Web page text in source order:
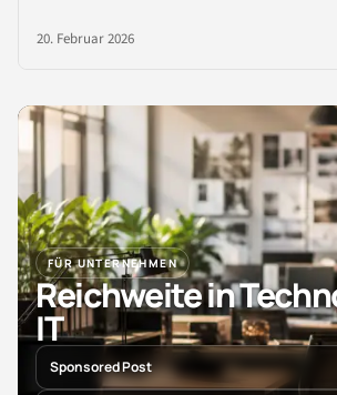
20. Februar 2026
FÜR UNTERNEHMEN
Reichweite in
IT
Sponsored Post